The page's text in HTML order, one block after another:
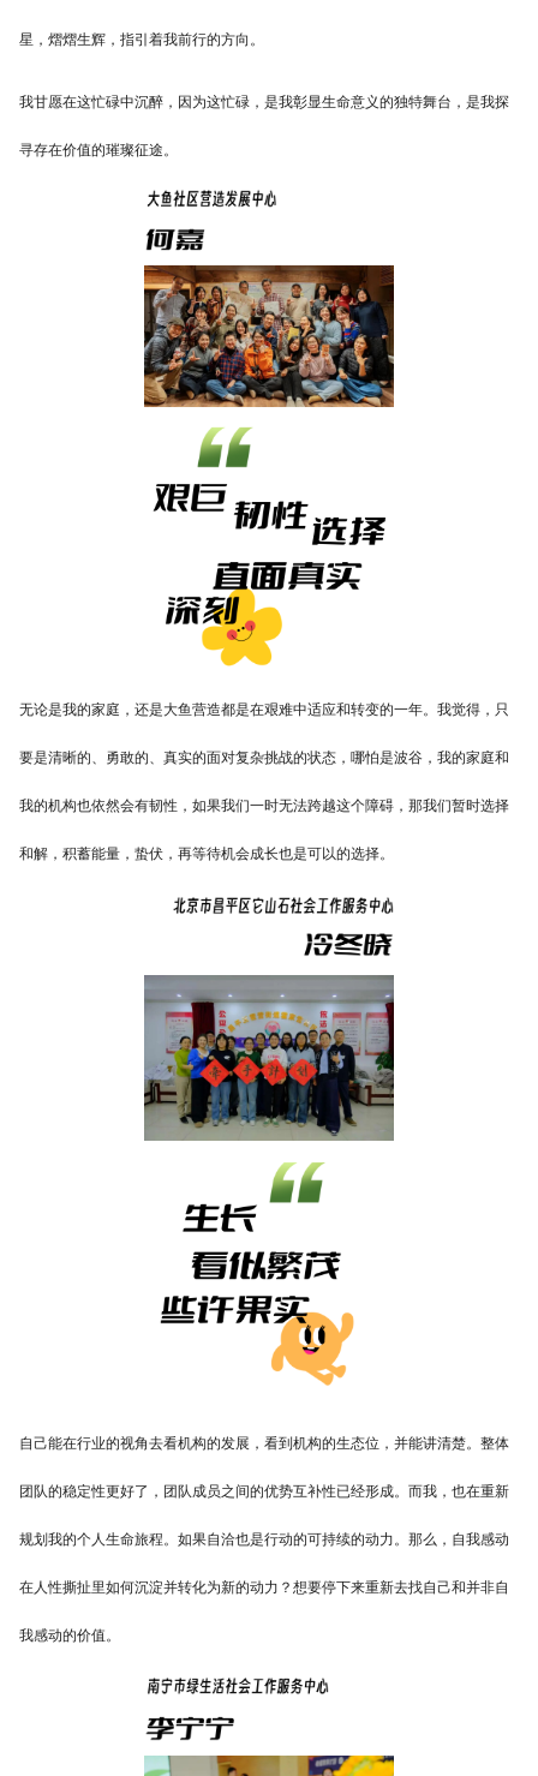
星，熠熠生辉，指引着我前行的方向。
我甘愿在这忙碌中沉醉，因为这忙碌，是我彰显生命意义的独特舞台，是我探
寻存在价值的璀璨征途。
无论是我的家庭，还是大鱼营造都是在艰难中适应和转变的一年。我觉得，只
要是清晰的、勇敢的、真实的面对复杂挑战的状态，哪怕是波谷，我的家庭和
我的机构也依然会有韧性，如果我们一时无法跨越这个障碍，那我们暂时选择
和解，积蓄能量，蛰伏，再等待机会成长也是可以的选择。
自己能在行业的视角去看机构的发展，看到机构的生态位，并能讲清楚。整体
团队的稳定性更好了，团队成员之间的优势互补性已经形成。而我，也在重新
规划我的个人生命旅程。如果自洽也是行动的可持续的动力。那么，自我感动
在人性撕扯里如何沉淀并转化为新的动力？想要停下来重新去找自己和并非自
我感动的价值。